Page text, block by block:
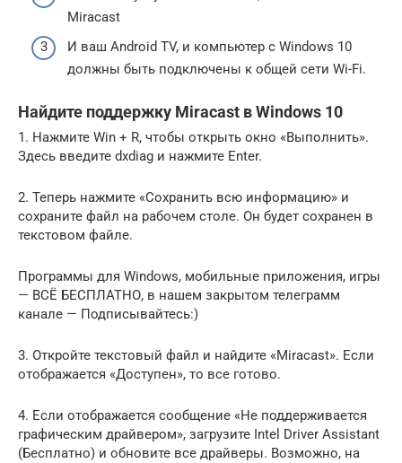
Miracast
И ваш Android TV, и компьютер с Windows 10
должны быть подключены к общей сети Wi-Fi.
Найдите поддержку Miracast в Windows 10
1. Нажмите Win + R, чтобы открыть окно «Выполнить».
Здесь введите dxdiag и нажмите Enter.
2. Теперь нажмите «Сохранить всю информацию» и
сохраните файл на рабочем столе. Он будет сохранен в
текстовом файле.
Программы для Windows, мобильные приложения, игры
— ВСЁ БЕСПЛАТНО, в нашем закрытом телеграмм
канале — Подписывайтесь:)
3. Откройте текстовый файл и найдите «Miracast». Если
отображается «Доступен», то все готово.
4. Если отображается сообщение «Не поддерживается
графическим драйвером», загрузите Intel Driver Assistant
(Бесплатно) и обновите все драйверы. Возможно, на